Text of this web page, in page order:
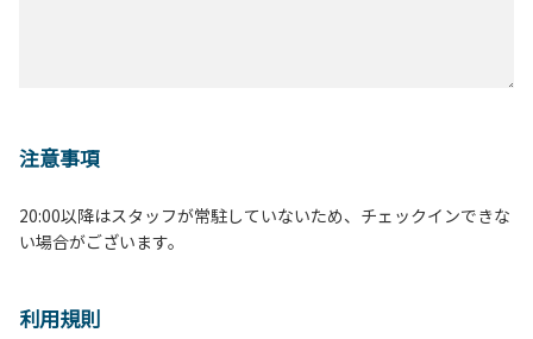
注意事項
20:00以降はスタッフが常駐していないため、チェックインできな
い場合がございます。
利用規則